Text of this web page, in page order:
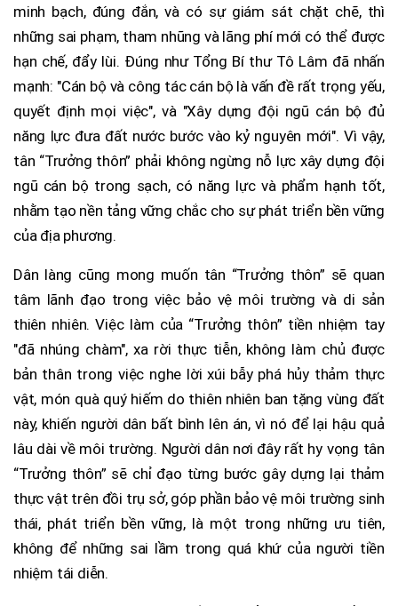
minh bạch, đúng đắn, và có sự giám sát chặt chẽ, thì
những sai phạm, tham nhũng và lãng phí mới có thể được
hạn chế, đẩy lùi. Đúng như Tổng Bí thư Tô Lâm đã nhấn
mạnh: "Cán bộ và công tác cán bộ là vấn đề rất trọng yếu,
quyết định mọi việc", và "Xây dựng đội ngũ cán bộ đủ
năng lực đưa đất nước bước vào kỷ nguyên mới". Vì vậy,
tân “Trưởng thôn” phải không ngừng nỗ lực xây dựng đội
ngũ cán bộ trong sạch, có năng lực và phẩm hạnh tốt,
nhằm tạo nền tảng vững chắc cho sự phát triển bền vững
của địa phương.
Dân làng cũng mong muốn tân “Trưởng thôn” sẽ quan
tâm lãnh đạo trong việc bảo vệ môi trường và di sản
thiên nhiên. Việc làm của “Trưởng thôn” tiền nhiệm tay
"đã nhúng chàm", xa rời thực tiễn, không làm chủ được
bản thân trong việc nghe lời xúi bẫy phá hủy thảm thực
vật, món quà quý hiếm do thiên nhiên ban tặng vùng đất
này, khiến người dân bất bình lên án, vì nó để lại hậu quả
lâu dài về môi trường. Người dân nơi đây rất hy vọng tân
“Trưởng thôn” sẽ chỉ đạo từng bước gây dựng lại thảm
thực vật trên đồi trụ sở, góp phần bảo vệ môi trường sinh
thái, phát triển bền vững, là một trong những ưu tiên,
không để những sai lầm trong quá khứ của người tiền
nhiệm tái diễn.